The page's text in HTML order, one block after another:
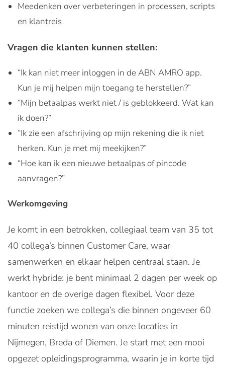
Meedenken over verbeteringen in processen, scripts
en klantreis
Vragen die klanten kunnen stellen:
“Ik kan niet meer inloggen in de ABN AMRO app.
Kun je mij helpen mijn toegang te herstellen?”
“Mijn betaalpas werkt niet / is geblokkeerd. Wat kan
ik doen?”
“Ik zie een afschrijving op mijn rekening die ik niet
herken. Kun je met mij meekijken?”
“Hoe kan ik een nieuwe betaalpas of pincode
aanvragen?”
Werkomgeving
Je komt in een betrokken, collegiaal team van 35 tot
40 collega’s binnen Customer Care, waar
samenwerken en elkaar helpen centraal staan. Je
werkt hybride: je bent minimaal 2 dagen per week op
kantoor en de overige dagen flexibel. Voor deze
functie zoeken we collega’s die binnen ongeveer 60
minuten reistijd wonen van onze locaties in
Nijmegen, Breda of Diemen. Je start met een mooi
opgezet opleidingsprogramma, waarin je in korte tijd